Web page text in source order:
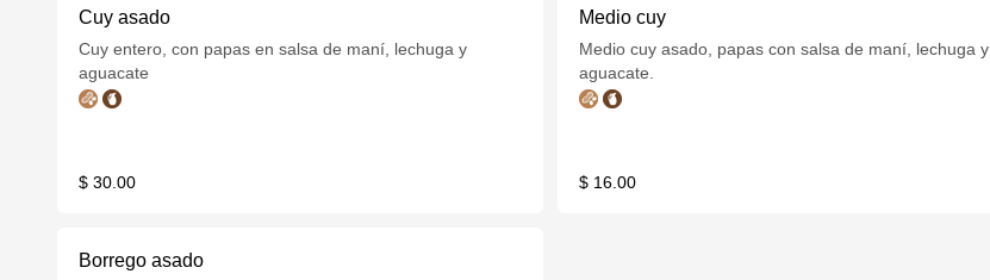
Cuy asado
Cuy entero, con papas en salsa de maní, lechuga y
aguacate
$ 30.00
Medio cuy
Medio cuy asado, papas con salsa de maní, lechuga y
aguacate.
$ 16.00
Borrego asado